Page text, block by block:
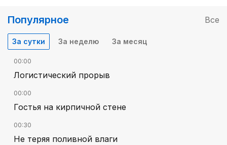
Популярное Все
За сутки За неделю За месяц
00:00
Логистический прорыв
00:00
Гостья на кирпичной стене
00:30
Не теряя поливной влаги